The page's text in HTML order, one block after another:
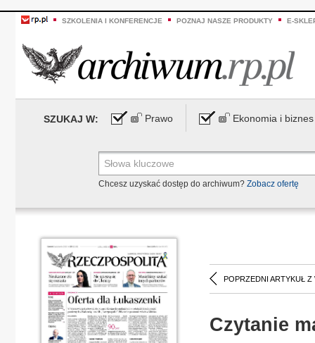
SZKOLENIA I KONFERENCJE POZNAJ NASZE PRODUKTY E-
SZUKAJ W: Prawo Ekonomia i biznes
Chcesz uzyskać dostęp do archiwum? Zobacz ofertę
POPRZEDNI ARTYKUŁ Z
Czytanie